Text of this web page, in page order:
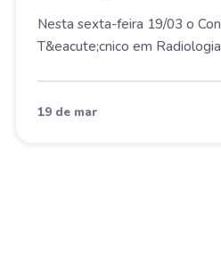
Nesta sexta-feira 19/03 o
T&eacute;cnico em
19 de mar